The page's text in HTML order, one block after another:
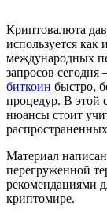
Криптовалюта
используется
международных
запросов
биткоин быстро,
процедур. В этой
нюансы стоит
Материал
перегруженной
рекомендациями
криптомире.